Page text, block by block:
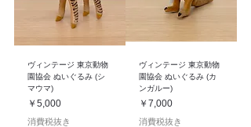
ヴィンテージ 東京動物
園協会 ぬいぐるみ (シ
マウマ)
価格
￥5,000
消費税抜き
ヴィンテージ 東京動物
園協会 ぬいぐるみ (カ
ンガルー)
価格
￥7,000
消費税抜き